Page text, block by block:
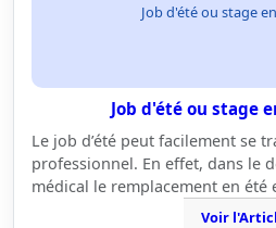
Job d'été ou stage
Job d'été ou stage
Le job d’été peut facilement se
professionnel. En effet, dans le
médical le remplacement en
Voir